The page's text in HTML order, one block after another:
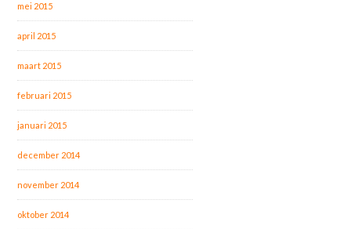
mei 2015
april 2015
maart 2015
februari 2015
januari 2015
december 2014
november 2014
oktober 2014